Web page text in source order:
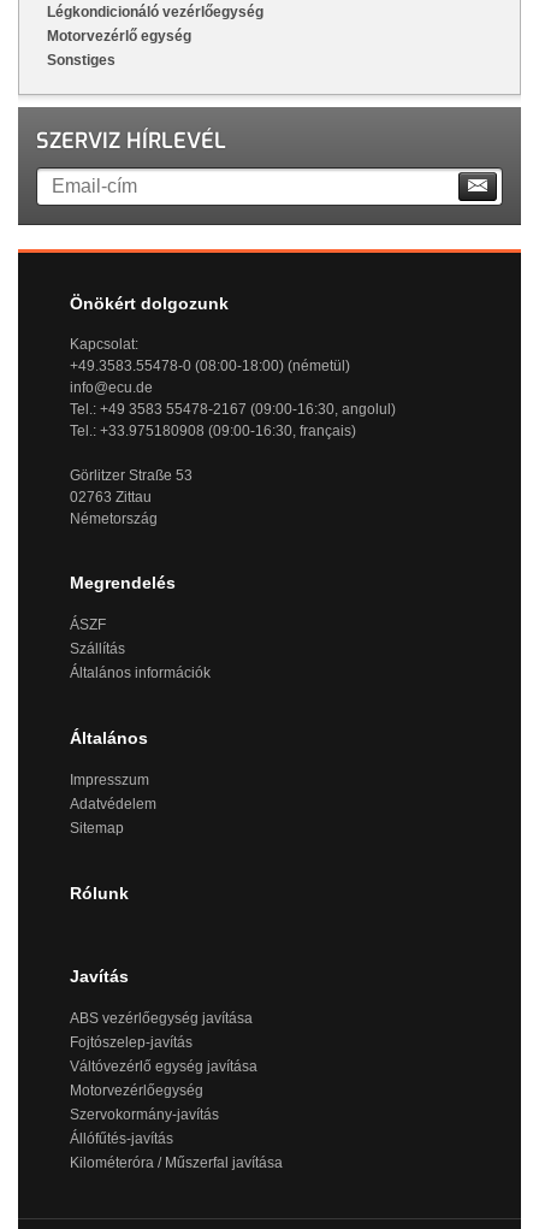
Légkondicionáló vezérlőegység
Motorvezérlő egység
Sonstiges
SZERVIZ HÍRLEVÉL
Önökért dolgozunk
Kapcsolat:
+49.3583.55478-0 (08:00-18:00) (németül)
info@ecu.de
Tel.: +49 3583 55478-2167 (09:00-16:30, angolul)
Tel.: +33.975180908 (09:00-16:30, français)
Görlitzer Straße 53
02763 Zittau
Németország
Megrendelés
ÁSZF
Szállítás
Általános információk
Általános
Impresszum
Adatvédelem
Sitemap
Rólunk
Javítás
ABS vezérlőegység javítása
Fojtószelep-javítás
Váltóvezérlő egység javítása
Motorvezérlőegység
Szervokormány-javítás
Állófűtés-javítás
Kilométeróra / Műszerfal javítása